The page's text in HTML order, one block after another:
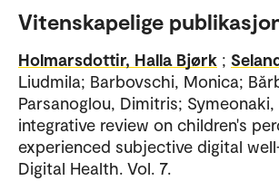
Vitenskapelige
Holmarsdottir, Halla Bjørk ;
Liudmila; Barbovschi, Monica;
Parsanoglou, Dimitris;
integrative review on children's
experienced subjective digital
Digital Health. Vol. 7.